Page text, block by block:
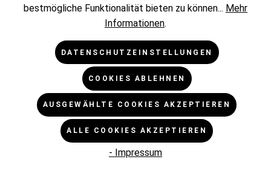
KUNDENINFORMATIONEN
RECHTLICHES
* Alle Preise exkl. gesetzl. Mehrwertsteuer zzgl.
Versandkosten
und ggf. Nachnahmegebühren, wenn nicht
anders angegeben.
bestmögliche Funktionalität bieten zu können... Mehr
Informationen.
DATENSCHUTZEINSTELLUNGEN
COOKIES ABLEHNEN
AUSGEWÄHLTE COOKIES AKZEPTIEREN
ALLE COOKIES AKZEPTIEREN
- Impressum